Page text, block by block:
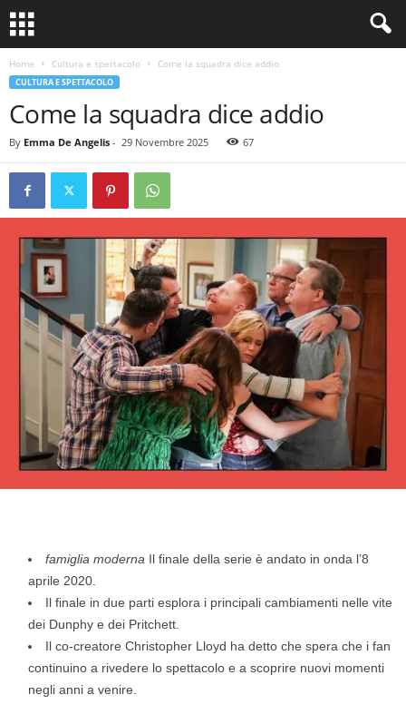
Home Cultura e spettacolo Come la squadra dice addio
CULTURA E SPETTACOLO
Come la squadra dice addio
By Emma De Angelis - 29 Novembre 2025 67
famiglia moderna Il finale della serie è andato in onda l’8
aprile 2020.
Il finale in due parti esplora i principali cambiamenti nelle vite
dei Dunphy e dei Pritchett.
Il co-creatore Christopher Lloyd ha detto che spera che i fan
continuino a rivedere lo spettacolo e a scoprire nuovi momenti
negli anni a venire.